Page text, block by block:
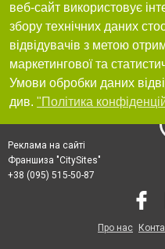
веб-сайт використовує
збору технічних даних
відвідувачів з метою
маркетингової та
Умови обробки даних
див. "Політика
Реклама на сайті
Франшиза "CitySites"
+38 (095) 515-50-87
Про нас